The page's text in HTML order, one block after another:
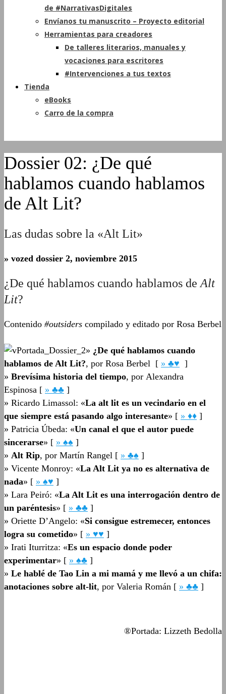
de #NarrativasDigitales
Envíanos tu manuscrito – Proyecto editorial
Herramientas para creadores
De talleres literarios, manuales y
vocaciones para escritores
#Intervenciones a tus textos
Tienda
eBooks
Carro de la compra
Dossier 02: ¿De qué
hablamos cuando hablamos
de Alt Lit?
Las dudas sobre la «Alt Lit»
» vozed dossier 2, noviembre 2015
¿De qué hablamos cuando hablamos de Alt
Lit?
Contenido #outsiders compilado y editado por Rosa Berbel
» ¿De qué hablamos cuando
hablamos de Alt Lit?, por Rosa Berbel [ » ♣♥ ]
» Brevísima historia del tiempo, por Alexandra
Espinosa [ » ♣♣ ]
» Ricardo Limassol: «La alt lit es un vecindario en el
que siempre está pasando algo interesante» [ » ♦♦ ]
» Patricia Úbeda: «Un canal el que el autor puede
sincerarse» [ » ♠♠ ]
» Alt Rip, por Martín Rangel [ » ♣♠ ]
» Vicente Monroy: «La Alt Lit ya no es alternativa de
nada» [ » ♠♥ ]
» Lara Peiró: «La Alt Lit es una interrogación dentro de
un paréntesis» [ » ♣♣ ]
» Oriette D’Angelo: «Si consigue estremecer, entonces
logra su cometido» [ » ♥♥ ]
» Irati Iturritza: «Es un espacio donde poder
experimentar» [ » ♠♣ ]
» Le hablé de Tao Lin a mi mamá y me llevó a un chifa:
anotaciones sobre alt-lit, por Valeria Román [ » ♣♣ ]
®Portada: Lizzeth Bedolla